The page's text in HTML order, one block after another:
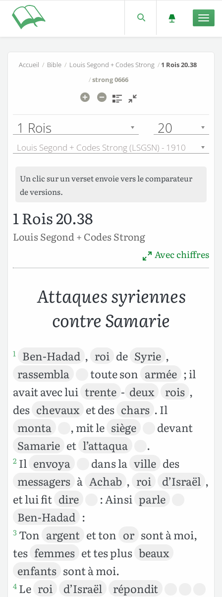
Accueil / Bible/ Louis Segond + Codes Strong/ 1 Rois 20.38
/strong 0666
1 Rois 20
Louis Segond + Codes Strong (LSGSN) - 1910
Un clic sur un verset envoie vers le comparateur
de versions.
1 Rois 20.38
Louis Segond + Codes Strong
Avec chiffres
Attaques syriennes
contre Samarie
1 Ben-Hadad , roi de Syrie ,
rassembla
toute son armée ; il
avait avec lui trente - deux rois ,
des chevaux et des chars . Il
monta
, mit le siège
devant
Samarie et l’attaqua .
2 Il envoya dans la ville des
messagers à Achab , roi d’Israël ,
et lui fit dire : Ainsi parle
Ben-Hadad :
3 Ton argent et ton or sont à moi,
tes femmes et tes plus beaux
enfants sont à moi.
4 Le roi d’Israël
répondit